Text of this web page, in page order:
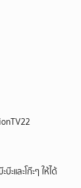
และโก๊ะๆ ให้ได้